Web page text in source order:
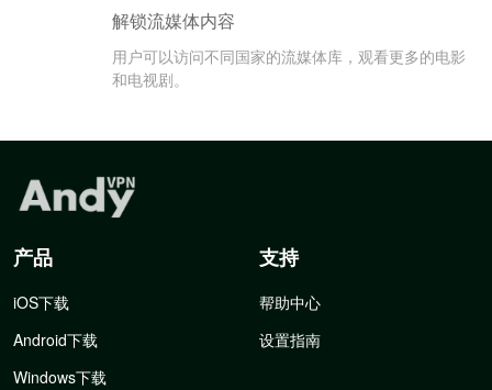
解锁流媒体内容
用户可以访问不同国家的流媒体库，观看更多的电影
和电视剧。
产品
iOS下载
Android下载
Windows下载
支持
帮助中心
设置指南